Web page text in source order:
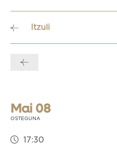
Itzuli
zehar
Mai 08
OSTEGUNA
17:30